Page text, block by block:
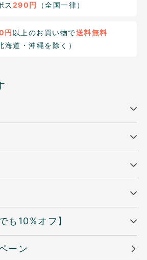
ス 290円 （全国一律）
円 以上のお買い物で送料無料
海道・沖縄を除く）
も10%オフ】
ーン